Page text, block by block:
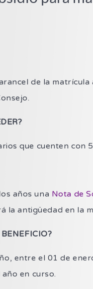
de la
que cuenten con
años una Nota de
la antigüedad en la
entre el 01 de
en curso.